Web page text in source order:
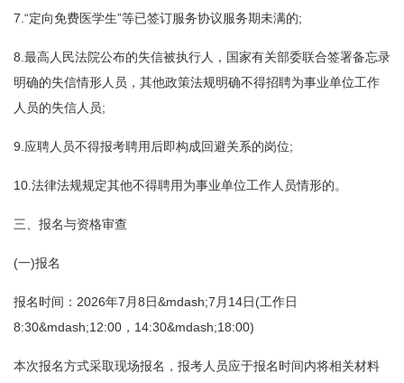
7.“定向免费医学生”等已签订服务协议服务期未满的;
8.最高人民法院公布的失信被执行人，国家有关部委联合签署备忘录
明确的失信情形人员，其他政策法规明确不得招聘为事业单位工作
人员的失信人员;
9.应聘人员不得报考聘用后即构成回避关系的岗位;
10.法律法规规定其他不得聘用为事业单位工作人员情形的。
三、报名与资格审查
(一)报名
报名时间：2026年7月8日&mdash;7月14日(工作日
8:30&mdash;12:00，14:30&mdash;18:00)
本次报名方式采取现场报名，报考人员应于报名时间内将相关材料